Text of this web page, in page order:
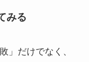
みる
」だけでなく、